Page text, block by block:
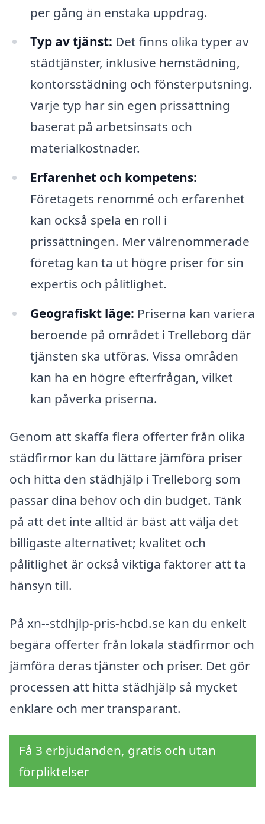
per gång än enstaka uppdrag.
Typ av tjänst: Det finns olika typer av
städtjänster, inklusive hemstädning,
kontorsstädning och fönsterputsning.
Varje typ har sin egen prissättning
baserat på arbetsinsats och
materialkostnader.
Erfarenhet och kompetens:
Företagets renommé och erfarenhet
kan också spela en roll i
prissättningen. Mer välrenommerade
företag kan ta ut högre priser för sin
expertis och pålitlighet.
Geografiskt läge: Priserna kan variera
beroende på området i Trelleborg där
tjänsten ska utföras. Vissa områden
kan ha en högre efterfrågan, vilket
kan påverka priserna.
Genom att skaffa flera offerter från olika
städfirmor kan du lättare jämföra priser
och hitta den städhjälp i Trelleborg som
passar dina behov och din budget. Tänk
på att det inte alltid är bäst att välja det
billigaste alternativet; kvalitet och
pålitlighet är också viktiga faktorer att ta
hänsyn till.
På xn--stdhjlp-pris-hcbd.se kan du enkelt
begära offerter från lokala städfirmor och
jämföra deras tjänster och priser. Det gör
processen att hitta städhjälp så mycket
enklare och mer transparant.
Få 3 erbjudanden, gratis och utan
förpliktelser